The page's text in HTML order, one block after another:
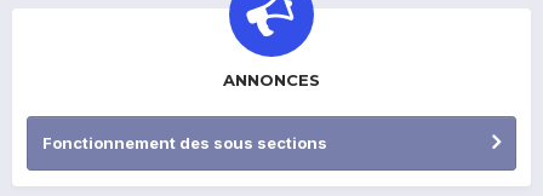
ANNONCES
Fonctionnement des sous sections